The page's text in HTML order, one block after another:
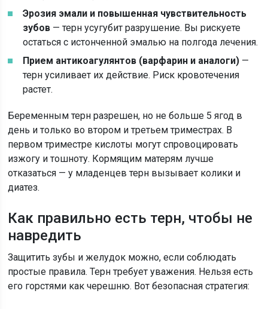
Эрозия эмали и повышенная чувствительность
зубов — терн усугубит разрушение. Вы рискуете
остаться с истонченной эмалью на полгода лечения.
Прием антикоагулянтов (варфарин и аналоги) —
терн усиливает их действие. Риск кровотечения
растет.
Беременным терн разрешен, но не больше 5 ягод в
день и только во втором и третьем триместрах. В
первом триместре кислоты могут спровоцировать
изжогу и тошноту. Кормящим матерям лучше
отказаться — у младенцев терн вызывает колики и
диатез.
Как правильно есть терн, чтобы не
навредить
Защитить зубы и желудок можно, если соблюдать
простые правила. Терн требует уважения. Нельзя есть
его горстями как черешню. Вот безопасная стратегия: